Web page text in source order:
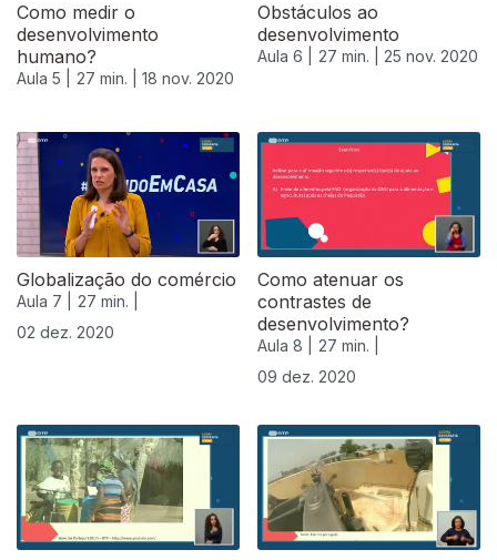
Como medir o
desenvolvimento
humano?
Aula 5 | 27 min. | 18 nov. 2020
Obstáculos ao
desenvolvimento
Aula 6 | 27 min. | 25 nov. 2020
Globalização do comércio
Aula 7 |
27 min. |
02 dez. 2020
Como atenuar os
contrastes de
desenvolvimento?
Aula 8 |
27 min. |
09 dez. 2020